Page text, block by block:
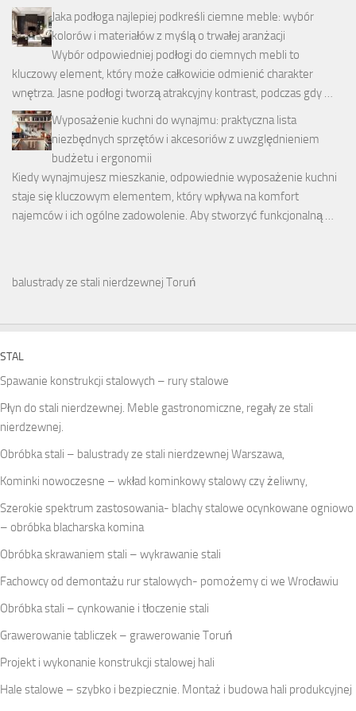
Jaka podłoga najlepiej podkreśli ciemne meble: wybór
kolorów i materiałów z myślą o trwałej aranżacji
Wybór odpowiedniej podłogi do ciemnych mebli to
kluczowy element, który może całkowicie odmienić charakter
wnętrza. Jasne podłogi tworzą atrakcyjny kontrast, podczas gdy …
Wyposażenie kuchni do wynajmu: praktyczna lista
niezbędnych sprzętów i akcesoriów z uwzględnieniem
budżetu i ergonomii
Kiedy wynajmujesz mieszkanie, odpowiednie wyposażenie kuchni
staje się kluczowym elementem, który wpływa na komfort
najemców i ich ogólne zadowolenie. Aby stworzyć funkcjonalną …
balustrady ze stali nierdzewnej Toruń
STAL
Spawanie konstrukcji stalowych – rury stalowe
Płyn do stali nierdzewnej. Meble gastronomiczne, regały ze stali
nierdzewnej.
Obróbka stali – balustrady ze stali nierdzewnej Warszawa,
Kominki nowoczesne – wkład kominkowy stalowy czy żeliwny,
Szerokie spektrum zastosowania- blachy stalowe ocynkowane ogniowo
– obróbka blacharska komina
Obróbka skrawaniem stali – wykrawanie stali
Fachowcy od demontażu rur stalowych- pomożemy ci we Wrocławiu
Obróbka stali – cynkowanie i tłoczenie stali
Grawerowanie tabliczek – grawerowanie Toruń
Projekt i wykonanie konstrukcji stalowej hali
Hale stalowe – szybko i bezpiecznie. Montaż i budowa hali produkcyjnej